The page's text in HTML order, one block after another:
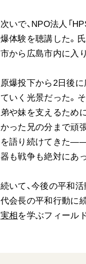
次いで、NPO法人「
爆体験を聴講した。
市から広島市内に入り
原爆投下から2日後
ていく光景だった。
弟や妹を支えるため
かった兄の分まで頑
を語り続けてきた――
器も戦争も絶対にあ
続いて、今後の平和
代会長の平和行動に
実相を学ぶフィール